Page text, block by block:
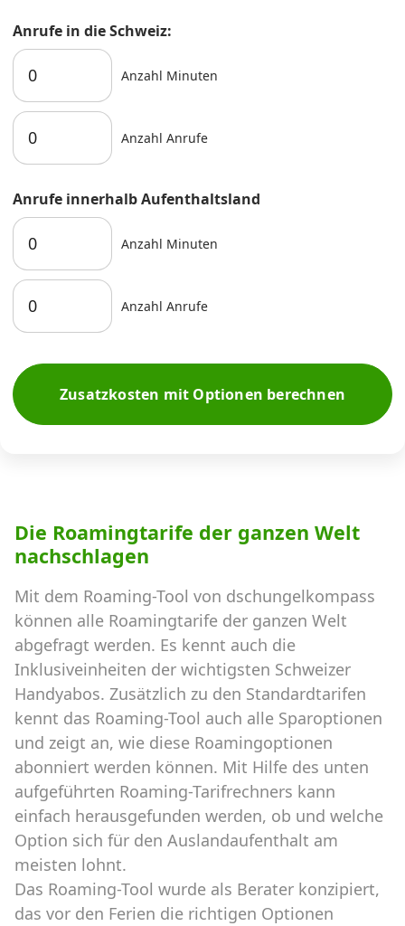
Anrufe in die Schweiz:
Anzahl Minuten
Anzahl Anrufe
Anrufe innerhalb Aufenthaltsland
Anzahl Minuten
Anzahl Anrufe
Zusatzkosten mit Optionen berechnen
Die Roamingtarife der ganzen Welt
nachschlagen
Mit dem Roaming-Tool von dschungelkompass
können alle Roamingtarife der ganzen Welt
abgefragt werden. Es kennt auch die
Inklusiveinheiten der wichtigsten Schweizer
Handyabos. Zusätzlich zu den Standardtarifen
kennt das Roaming-Tool auch alle Sparoptionen
und zeigt an, wie diese Roamingoptionen
abonniert werden können. Mit Hilfe des unten
aufgeführten Roaming-Tarifrechners kann
einfach herausgefunden werden, ob und welche
Option sich für den Auslandaufenthalt am
meisten lohnt.
Das Roaming-Tool wurde als Berater konzipiert,
das vor den Ferien die richtigen Optionen